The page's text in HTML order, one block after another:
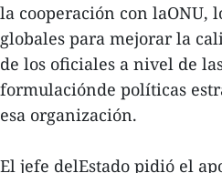
la cooperación con laONU,
globales para mejorar la
de los oficiales a nivel de
formulaciónde políticas
esa organización.
El jefe delEstado pidió el